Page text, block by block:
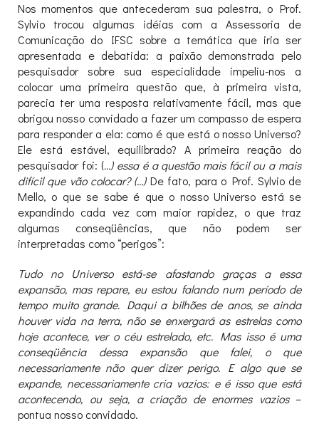
Nos momentos que antecederam sua palestra, o Prof.
Sylvio trocou algumas idéias com a Assessoria de
Comunicação do IFSC sobre a temática que iria ser
apresentada e debatida: a paixão demonstrada pelo
pesquisador sobre sua especialidade impeliu-nos a
colocar uma primeira questão que, à primeira vista,
parecia ter uma resposta relativamente fácil, mas que
obrigou nosso convidado a fazer um compasso de espera
para responder a ela: como é que está o nosso Universo?
Ele está estável, equilibrado? A primeira reação do
pesquisador foi: (…) essa é a questão mais fácil ou a mais
difícil que vão colocar? (…) De fato, para o Prof. Sylvio de
Mello, o que se sabe é que o nosso Universo está se
expandindo cada vez com maior rapidez, o que traz
algumas conseqüências, que não podem ser
interpretadas como “perigos”:
Tudo no Universo está-se afastando graças a essa
expansão, mas repare, eu estou falando num período de
tempo muito grande. Daqui a bilhões de anos, se ainda
houver vida na terra, não se enxergará as estrelas como
hoje acontece, ver o céu estrelado, etc. Mas isso é uma
conseqüência dessa expansão que falei, o que
necessariamente não quer dizer perigo. E algo que se
expande, necessariamente cria vazios: e é isso que está
acontecendo, ou seja, a criação de enormes vazios –
pontua nosso convidado.